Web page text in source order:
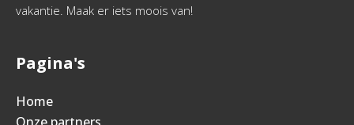
vakantie. Maak er iets moois van!
Pagina's
Home